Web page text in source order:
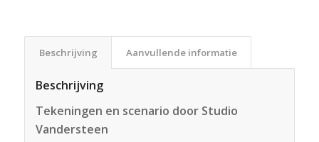
Beschrijving Aanvullende informatie
Beschrijving
Tekeningen en scenario door Studio
Vandersteen